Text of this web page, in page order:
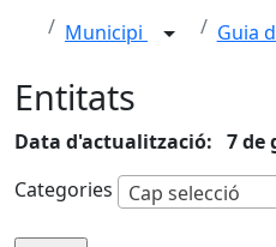
Municipi Guia
Entitats
Data d'actualització: 7 de
Categories
Cap selecció